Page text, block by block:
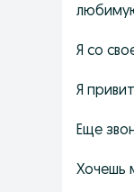
Я со
Я
Еще
Хочешь